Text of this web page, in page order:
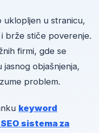
uklopljen u stranicu,
brže stiče poverenje.
firmi, gde se
objašnjenja,
problem.
keyword
sistema za